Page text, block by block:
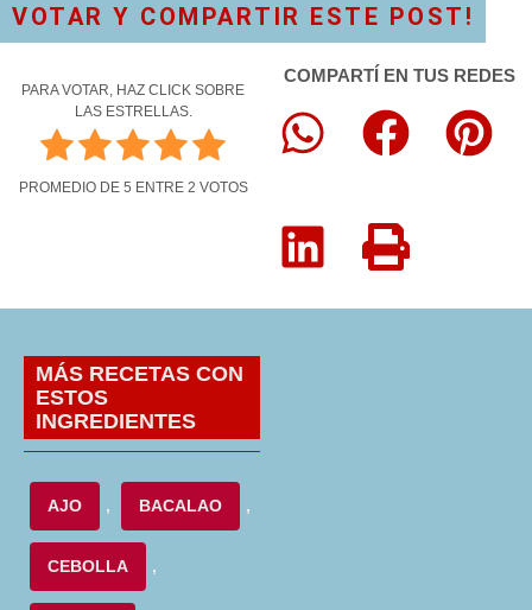
VOTAR Y COMPARTIR ESTE POST!
PARA VOTAR, HAZ CLICK SOBRE
LAS ESTRELLAS.
PROMEDIO DE 5 ENTRE 2 VOTOS
COMPARTÍ EN TUS REDES
MÁS RECETAS CON
ESTOS
INGREDIENTES
AJO , BACALAO ,
CEBOLLA ,